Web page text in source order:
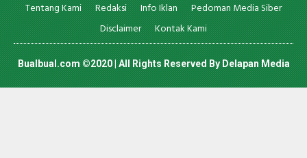
Tentang Kami Redaksi Info Iklan
Pedoman Media Siber
Disclaimer
Kontak Kami
Bualbual.com ©2020 | All Rights Reserved ByDelapan Media